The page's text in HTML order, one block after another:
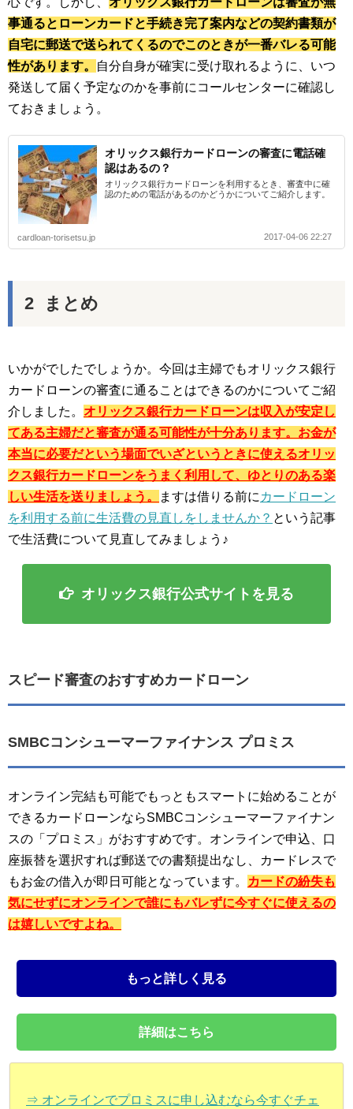
事通るとローンカードと手続き完了案内などの契約書類が
自宅に郵送で送られてくるのでこのときが一番バレる可能
性があります。
自分自身が確実に受け取れるように、いつ
発送して届く予定なのかを事前にコールセンターに確認し
ておきましょう。
オリックス銀行カードローンの審査に電話確
認はあるの？
オリックス銀行カードローンを利用するとき、審査中に確
認のための電話があるのかどうかについてご紹介します。
cardloan-torisetsu.jp 2017-04-06 22:27
まとめ
いかがでしたでしょうか。今回は主婦でもオリックス銀行
カードローンの審査に通ることはできるのかについてご紹
介しました。 オリックス銀行カードローンは収入が安定し
てある主婦だと審査が通る可能性が十分あります。お金が
本当に必要だという場面でいざというときに使えるオリッ
クス銀行カードローンをうまく利用して、ゆとりのある楽
しい生活を送りましょう。
ますは借りる前に カードローン
を利用する前に生活費の見直しをしませんか？ という記事
で生活費について見直してみましょう♪
オリックス銀行公式サイトを見る
スピード審査のおすすめカードローン
SMBCコンシューマーファイナンス プロミス
オンライン完結も可能でもっともスマートに始めることが
できるカードローンならSMBCコンシューマーファイナン
スの「プロミス」がおすすめです。オンラインで申込、口
座振替を選択すれば郵送での書類提出なし、カードレスで
もお金の借入が即日可能となっています。
カードの紛失も
気にせずにオンラインで誰にもバレずに今すぐに使えるの
は嬉しいですよね。
もっと詳しく見る
詳細はこちら
⇒ オンラインでプロミスに申し込むなら今すぐチェ